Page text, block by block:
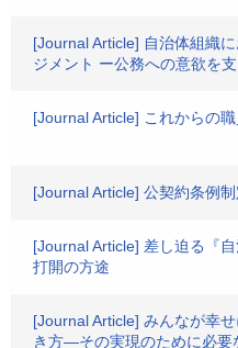
[Journal Article] 自治体組織
ジメント ー公務への意欲を
[Journal Article] これからの
[Journal Article] 公契約条例
[Journal Article] 差し迫る『
打開の方途
[Journal Article] みんなが幸
き方―その実現のために必要